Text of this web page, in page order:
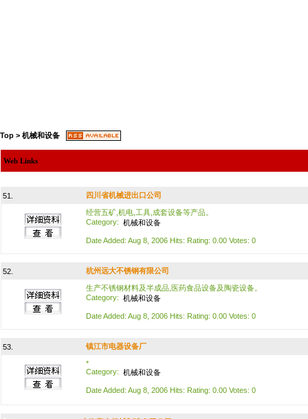
Top > 机械和设备
Web Links
51. 四川省机械进出口公司
经营五矿,机电,工具,成套设备等产品。
Category: 机械和设备
Date Added: Aug 8, 2006 Hits: Rating: 0.00 Votes: 0
52. 杭州远大不锈钢有限公司
生产不锈钢材料及半成品,医药食品设备及陶瓷设备。
Category: 机械和设备
Date Added: Aug 8, 2006 Hits: Rating: 0.00 Votes: 0
53. 镇江市电器设备厂
*
Category: 机械和设备
Date Added: Aug 8, 2006 Hits: Rating: 0.00 Votes: 0